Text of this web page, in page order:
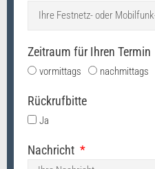
Zeitraum für Ihren Termin
vormittags nachmittags
Rückrufbitte
Ja
Nachricht